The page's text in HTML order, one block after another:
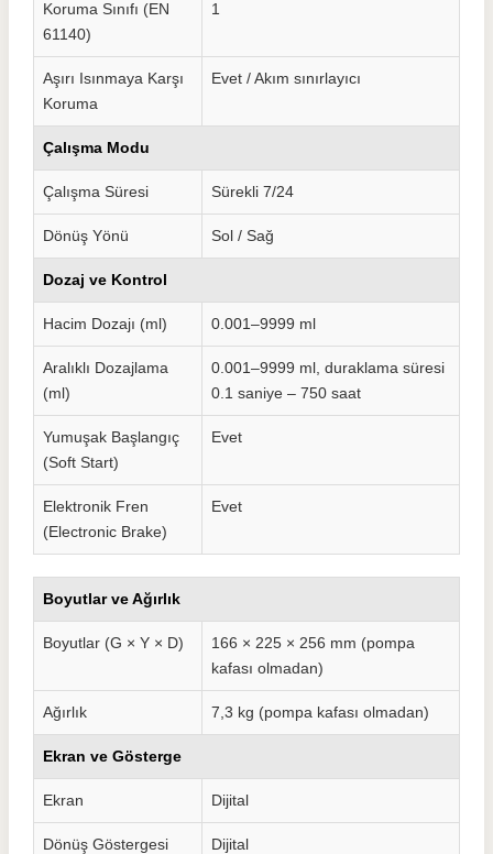
Koruma Sınıfı (EN
61140)
1
Aşırı Isınmaya Karşı
Koruma
Evet / Akım sınırlayıcı
Çalışma Modu
Çalışma Süresi Sürekli 7/24
Dönüş Yönü Sol / Sağ
Dozaj ve Kontrol
Hacim Dozajı (ml) 0.001–9999 ml
Aralıklı Dozajlama
(ml)
0.001–9999 ml, duraklama süresi
0.1 saniye – 750 saat
Yumuşak Başlangıç
(Soft Start)
Evet
Elektronik Fren
(Electronic Brake)
Evet
Boyutlar ve Ağırlık
Boyutlar (G × Y × D)
166 × 225 × 256 mm (pompa
kafası olmadan)
Ağırlık 7,3 kg (pompa kafası olmadan)
Ekran ve Gösterge
Ekran Dijital
Dönüş Göstergesi Dijital